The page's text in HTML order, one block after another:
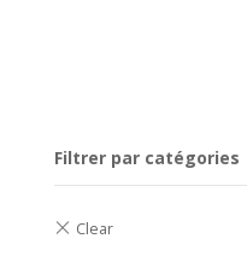
Filtrer par catégories